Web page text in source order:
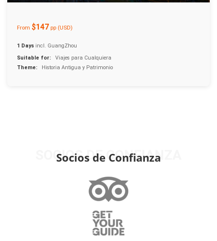
From $147 pp (USD)
1 Days incl. GuangZhou
Suitable for:
Viajes para Cualquiera
Theme:
Historia Antigua y Patrimonio
SOCIOS DE CONFIANZA
Socios de Confianza